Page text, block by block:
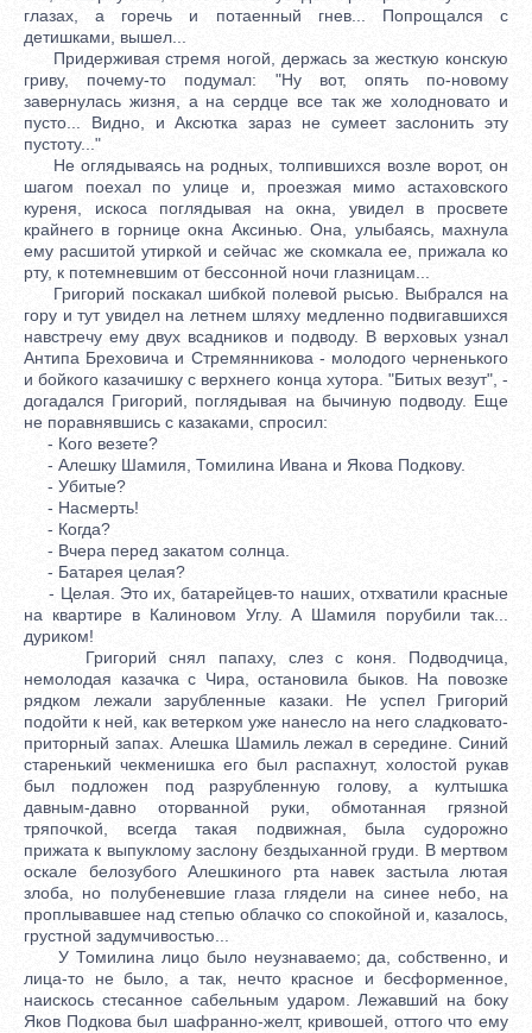
глазах, а горечь и потаенный гнев... Попрощался с
детишками, вышел...
Придерживая стремя ногой, держась за жесткую конскую
гриву, почему-то подумал: "Ну вот, опять по-новому
завернулась жизня, а на сердце все так же холодновато и
пусто... Видно, и Аксютка зараз не сумеет заслонить эту
пустоту..."
Не оглядываясь на родных, толпившихся возле ворот, он
шагом поехал по улице и, проезжая мимо астаховского
куреня, искоса поглядывая на окна, увидел в просвете
крайнего в горнице окна Аксинью. Она, улыбаясь, махнула
ему расшитой утиркой и сейчас же скомкала ее, прижала ко
рту, к потемневшим от бессонной ночи глазницам...
Григорий поскакал шибкой полевой рысью. Выбрался на
гору и тут увидел на летнем шляху медленно подвигавшихся
навстречу ему двух всадников и подводу. В верховых узнал
Антипа Бреховича и Стремянникова - молодого черненького
и бойкого казачишку с верхнего конца хутора. "Битых везут", -
догадался Григорий, поглядывая на бычиную подводу. Еще
не поравнявшись с казаками, спросил:
- Кого везете?
- Алешку Шамиля, Томилина Ивана и Якова Подкову.
- Убитые?
- Насмерть!
- Когда?
- Вчера перед закатом солнца.
- Батарея целая?
- Целая. Это их, батарейцев-то наших, отхватили красные
на квартире в Калиновом Углу. А Шамиля порубили так...
дуриком!
Григорий снял папаху, слез с коня. Подводчица,
немолодая казачка с Чира, остановила быков. На повозке
рядком лежали зарубленные казаки. Не успел Григорий
подойти к ней, как ветерком уже нанесло на него сладковато-
приторный запах. Алешка Шамиль лежал в середине. Синий
старенький чекменишка его был распахнут, холостой рукав
был подложен под разрубленную голову, а култышка
давным-давно оторванной руки, обмотанная грязной
тряпочкой, всегда такая подвижная, была судорожно
прижата к выпуклому заслону бездыханной груди. В мертвом
оскале белозубого Алешкиного рта навек застыла лютая
злоба, но полубеневшие глаза глядели на синее небо, на
проплывавшее над степью облачко со спокойной и, казалось,
грустной задумчивостью...
У Томилина лицо было неузнаваемо; да, собственно, и
лица-то не было, а так, нечто красное и бесформенное,
наискось стесанное сабельным ударом. Лежавший на боку
Яков Подкова был шафранно-желт, кривошей, оттого что ему